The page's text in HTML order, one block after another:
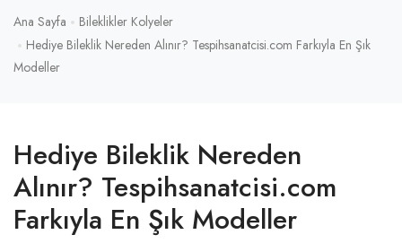
Ana Sayfa
Bileklikler Kolyeler
Hediye Bileklik Nereden Alınır? Tespihsanatcisi.com Farkıyla En Şık
Modeller
Hediye Bileklik Nereden
Alınır? Tespihsanatcisi.com
Farkıyla En Şık Modeller